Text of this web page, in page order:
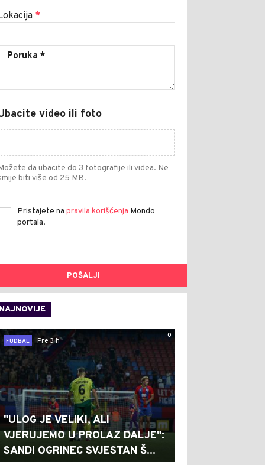
*
video ili foto
da ubacite do 3 fotografije ili videa. Ne
biti više od 25 MB.
Pristajete na pravila korišćenja Mondo
portala.
POŠALJI
0
FUDBAL
Pre 3 h
"ULOG JE VELIKI, ALI
VJERUJEMO U PROLAZ DALJE":
SANDI OGRINEC SVJESTAN Š...